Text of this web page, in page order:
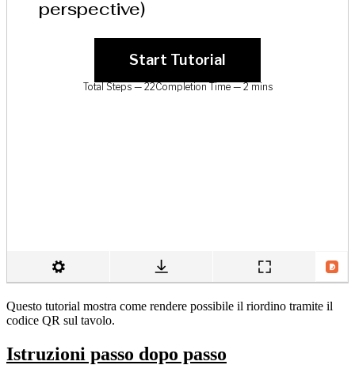
Questo tutorial mostra come rendere possibile il riordino tramite il
codice QR sul tavolo.
Istruzioni passo dopo passo